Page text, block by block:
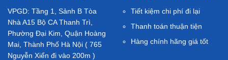
VPGD: Tầng 1, Sảnh B Tòa
Nhà A15 Bộ CA Thanh Trì,
Phường Đại Kim, Quận Hoàng
Mai, Thành Phố Hà Nội ( 765
Nguyễn Xiển đi vào 200m )
Tiết kiệm chi phí đi lại
Thanh toán thuận tiện
Hàng chính hãng giá tốt